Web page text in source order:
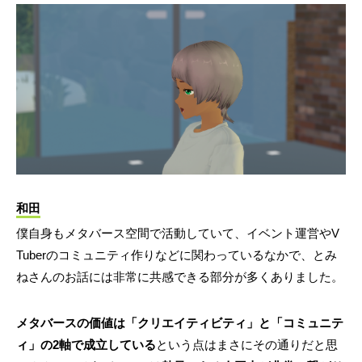
和田
僕自身もメタバース空間で活動していて、イベント運営やV
Tuberのコミュニティ作りなどに関わっているなかで、とみ
ねさんのお話には非常に共感できる部分が多くありました。
メタバースの価値は「クリエイティビティ」と「コミュニテ
ィ」の2軸で成立しているという点はまさにその通りだと思